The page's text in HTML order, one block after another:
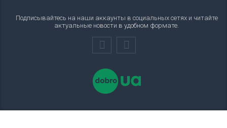
Подписывайтесь на наши аккаунты в социальных сетях и читайте
актуальные новости в удобном формате.